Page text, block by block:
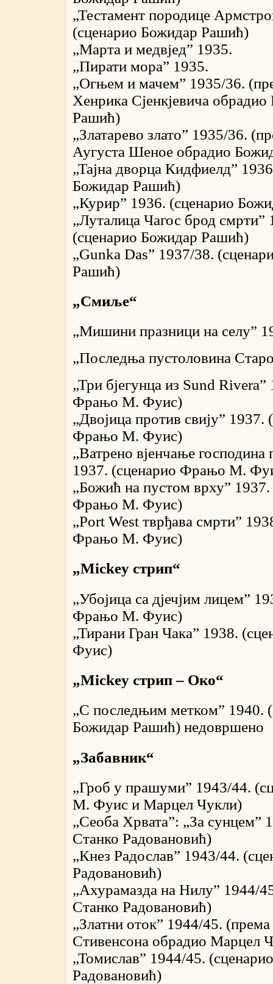
„Тестамент породице
(сценарио Божидар Рашић)
„Марта и медвјед” 1935.
„Пирати мора” 1935.
„Огњем и мачем” 1935/36.
Хенрика Сјенкјевича
Рашић)
„Златарево злато” 1935/36.
Аугуста Шеное обрадио
„Тајна дворца Кидфиелд”
Божидар Рашић)
„Курир” 1936. (сценарио
„Луталица Чагос брод смрти”
(сценарио Божидар Рашић)
„Gunka Das” 1937/38.
Рашић)
„Смиље“
„Мишини празници на селу”
„Последња пустоловина
„Три бјегунца из Sund
Фрањо М. Фуис)
„Двојица против свију” 1937.
Фрањо М. Фуис)
„Ватрено вјенчање господина
1937. (сценарио Фрањо М.
„Божић на пустом врху” 1937.
Фрањо М. Фуис)
„Port West тврђава смрти”
Фрањо М. Фуис)
„Mickey стрип“
„Убојица са дјечјим лицем”
Фрањо М. Фуис)
„Тирани Гран Чака” 1938.
Фуис)
„Mickey стрип – Око“
„С последњим метком” 1940.
Божидар Рашић) недовршено
„Забавник“
„Гроб у прашуми” 1943/44.
М. Фуис и Марцел Чукли)
„Сеоба Хрвата”: „За сунцем”
Станко Радовановић)
„Кнез Радослав” 1943/44.
Радовановић)
„Ахурамазда на Нилу” 1944/
Станко Радовановић)
„Златни оток” 1944/45.
Стивенсона обрадио Марцел
„Томислав” 1944/45.
Радовановић)